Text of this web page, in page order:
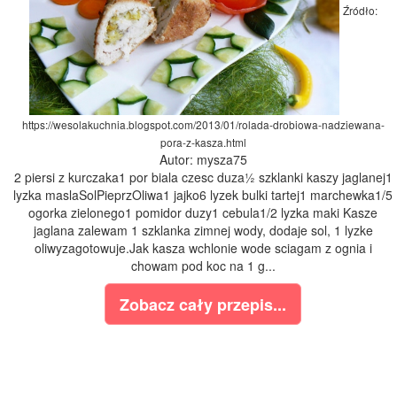
Źródło:
https://wesolakuchnia.blogspot.com/2013/01/rolada-drobiowa-nadziewana-
pora-z-kasza.html
Autor: mysza75
2 piersi z kurczaka1 por biala czesc duza½ szklanki kaszy jaglanej1
lyzka maslaSolPieprzOliwa1 jajko6 lyzek bulki tartej1 marchewka1/5
ogorka zielonego1 pomidor duzy1 cebula1/2 lyzka maki Kasze
jaglana zalewam 1 szklanka zimnej wody, dodaje sol, 1 lyzke
oliwyzagotowuje.Jak kasza wchlonie wode sciagam z ognia i
chowam pod koc na 1 g...
Zobacz cały przepis...